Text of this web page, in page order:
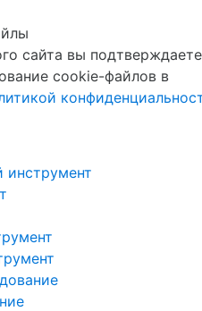
сайта вы подтверждаете
cookie-файлов в
инструмент